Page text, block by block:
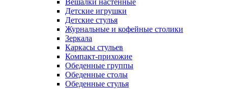
Вешалки настенные
Детские игрушки
Детские стулья
Журнальные и кофейные столики
Зеркала
Каркасы стульев
Компакт-прихожие
Обеденные группы
Обеденные столы
Обеденные стулья